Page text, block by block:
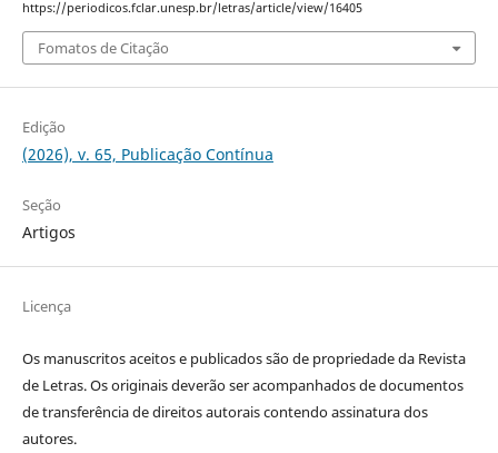
https://periodicos.fclar.unesp.br/letras/article/view/16405
Fomatos de Citação
Edição
(2026), v. 65, Publicação Contínua
Seção
Artigos
Licença
Os manuscritos aceitos e publicados são de propriedade da Revista
de Letras. Os originais deverão ser acompanhados de documentos
de transferência de direitos autorais contendo assinatura dos
autores.